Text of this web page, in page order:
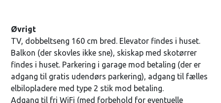
Øvrigt
TV, dobbeltseng 160 cm bred. Elevator findes i huset.
Balkon (der skovles ikke sne), skiskap med skotørrer
findes i huset. Parkering i garage mod betaling (der er
adgang til gratis udendørs parkering), adgang til fælles
elbilopladere med type 2 stik mod betaling.
Adgang til fri WiFi (med forbehold for eventuelle